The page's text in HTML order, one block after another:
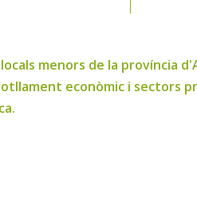
menors de la província
econòmic i sectors